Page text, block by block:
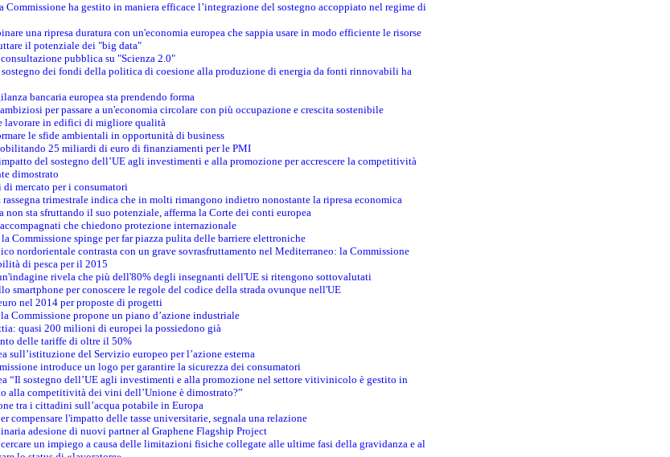
ha gestito in maniera efficace l’integrazione del sostegno accoppiato nel regime di
una ripresa duratura con un'economia europea che sappia usare in modo efficiente le risorse
il potenziale dei "big data"
pubblica su "Scienza 2.0"
dei fondi della politica di coesione alla produzione di energia da fonti rinnovabili ha
bancaria europea sta prendendo forma
per passare a un'economia circolare con più occupazione e crescita sostenibile
lavorare in edifici di migliore qualità
le sfide ambientali in opportunità di business
25 miliardi di euro di finanziamenti per le PMI
del sostegno dell’UE agli investimenti e alla promozione per accrescere la competitività
dimostrato
mercato per i consumatori
trimestrale indica che in molti rimangono indietro nonostante la ripresa economica
non sta sfruttando il suo potenziale, afferma la Corte dei conti europea
che chiedono protezione internazionale
Commissione spinge per far piazza pulita delle barriere elettroniche
nordorientale contrasta con un grave sovrasfruttamento nel Mediterraneo: la Commissione
di pesca per il 2015
rivela che più dell'80% degli insegnanti dell'UE si ritengono sottovalutati
smartphone per conoscere le regole del codice della strada ovunque nell'UE
nel 2014 per proposte di progetti
Commissione propone un piano d’azione industriale
quasi 200 milioni di europei la possiedono già
delle tariffe di oltre il 50%
sull’istituzione del Servizio europeo per l’azione esterna
introduce un logo per garantire la sicurezza dei consumatori
“Il sostegno dell’UE agli investimenti e alla promozione nel settore vitivinicolo è gestito in
alla competitività dei vini dell’Unione è dimostrato?”
tra i cittadini sull’acqua potabile in Europa
compensare l'impatto delle tasse universitarie, segnala una relazione
adesione di nuovi partner al Graphene Flagship Project
un impiego a causa delle limitazioni fisiche collegate alle ultime fasi della gravidanza e al